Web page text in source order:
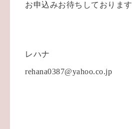
お申込みお待ちしております
レハナ
rehana0387@yahoo.co.jp